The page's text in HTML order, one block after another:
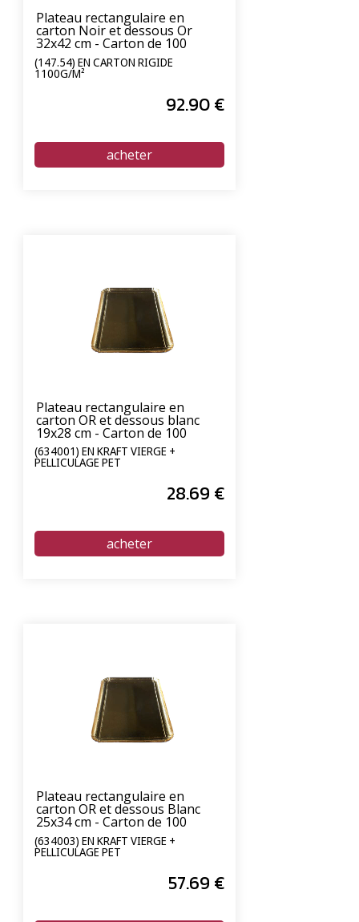
Plateau rectangulaire en
carton Noir et dessous Or
32x42 cm - Carton de 100
unités
(147.54) EN CARTON RIGIDE
1100G/M²
92.90€
Plateau rectangulaire en
carton OR et dessous blanc
19x28 cm - Carton de 100
unités
(634001) EN KRAFT VIERGE +
PELLICULAGE PET
28.69 €
Plateau rectangulaire en
carton OR et dessous Blanc
25x34 cm - Carton de 100
unités
(634003) EN KRAFT VIERGE +
PELLICULAGE PET
57.69 €